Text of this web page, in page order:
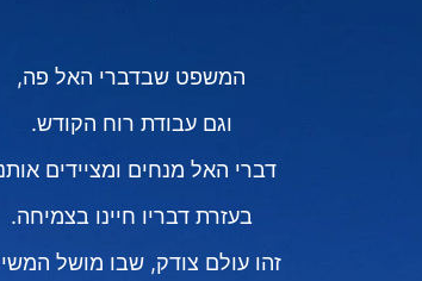
המשפט שבדברי האל פה,
וגם עבודת רוח הקודש.
דברי האל מנחים ומציידים
בעזרת דבריו חיינו בצמיחה.
זהו עולם צודק, שבו מושל